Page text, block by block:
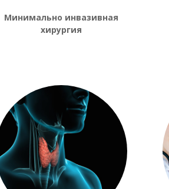
Минимально инвазивная
хирургия